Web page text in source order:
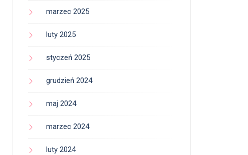
marzec 2025
luty 2025
styczeń 2025
grudzień 2024
maj 2024
marzec 2024
luty 2024